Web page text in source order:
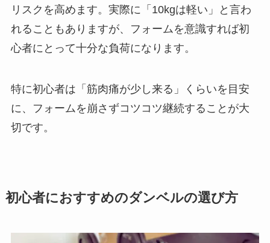
リスクを高めます。実際に「10kgは軽い」と言わ
れることもありますが、フォームを意識すれば初
心者にとって十分な負荷になります。
特に初心者は「筋肉痛が少し来る」くらいを目安
に、フォームを崩さずコツコツ継続することが大
切です。
初心者におすすめのダンベルの選び方